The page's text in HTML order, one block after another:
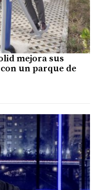
mejora sus
un parque de